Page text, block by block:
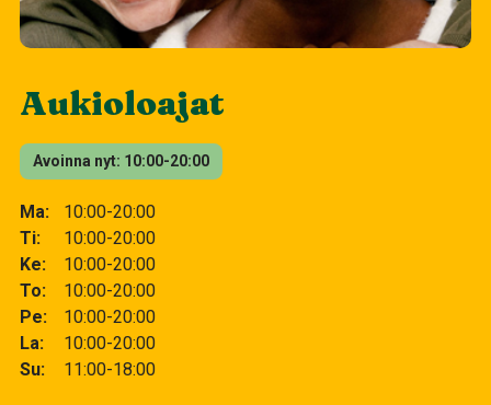
Aukioloajat
Avoinna nyt 10:00-20:00
Ma
10:00-20:00
Ti
10:00-20:00
Ke
10:00-20:00
To
10:00-20:00
Pe
10:00-20:00
La
10:00-20:00
Su
11:00-18:00